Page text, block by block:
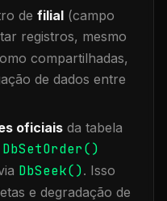
de filial (campo
registros, mesmo
compartilhadas,
de dados entre
oficiais da tabela
DbSetOrder()
DbSeek(). Isso
e degradação de